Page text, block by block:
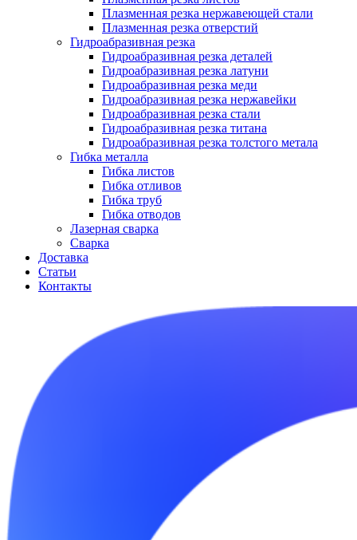
Плазменная резка нержавеющей стали
Плазменная резка отверстий
Гидроабразивная резка
Гидроабразивная резка деталей
Гидроабразивная резка латуни
Гидроабразивная резка меди
Гидроабразивная резка нержавейки
Гидроабразивная резка стали
Гидроабразивная резка титана
Гидроабразивная резка толстого метала
Гибка металла
Гибка листов
Гибка отливов
Гибка труб
Гибка отводов
Лазерная сварка
Сварка
Доставка
Статьи
Контакты